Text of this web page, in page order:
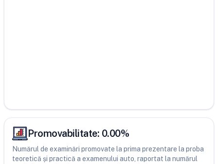
Promovabilitate: 0.00%
Numărul de examinări promovate la prima prezentare la proba
teoretică și practică a examenului auto, raportat la numărul